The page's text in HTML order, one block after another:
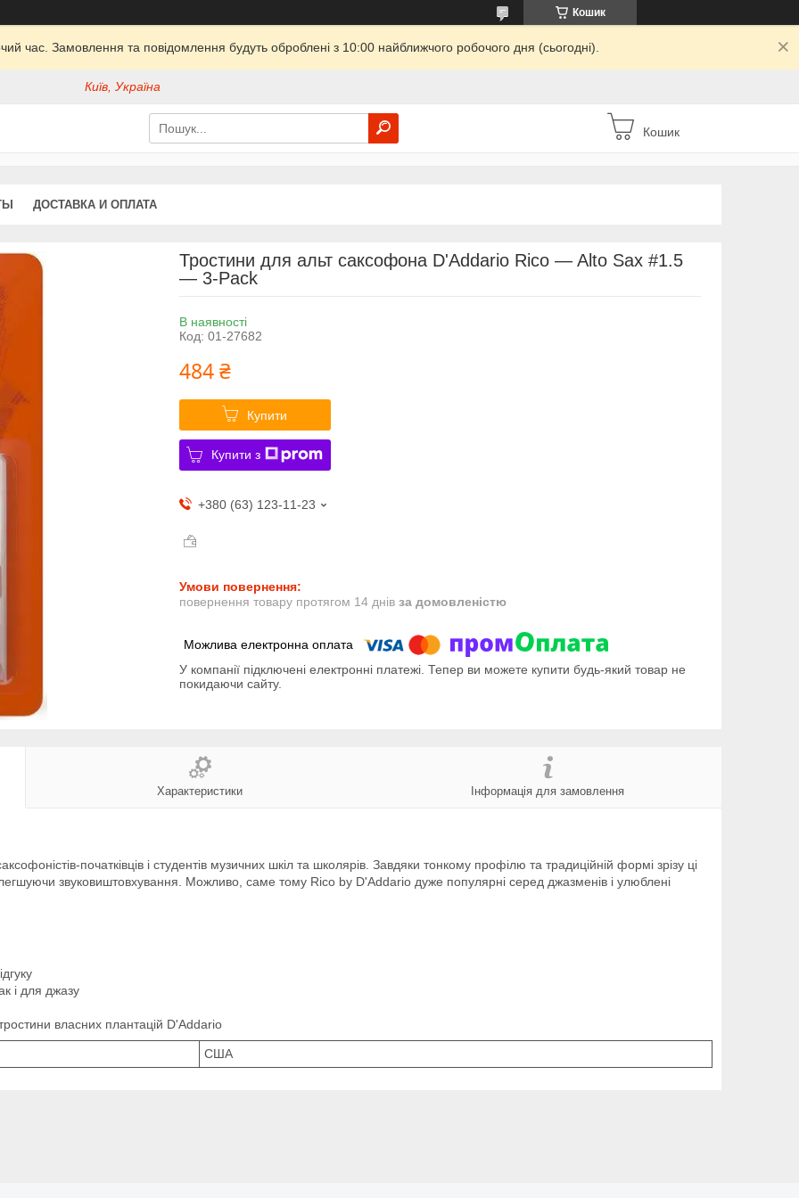
Кошик
час. Замовлення та повідомлення будуть оброблені з 10:00 найближчого робочого дня (сьогодні).
Київ, Україна
Кошик
ДОСТАВКА И ОПЛАТА
Тростини для альт саксофона D'Addario Rico — Alto Sax #1.5
— 3-Pack
В наявності
Код: 01-27682
484 ₴
Купити
Купити з
+380 (63) 123-11-23
повернення товару протягом 14 днів за домовленістю
У компанії підключені електронні платежі. Тепер ви можете купити будь-який товар не
покидаючи сайту.
Характеристики Інформація для замовлення
початківців і студентів музичних шкіл та школярів. Завдяки тонкому профілю та традиційній формі зрізу ці
звуковиштовхування. Можливо, саме тому Rico by D'Addario дуже популярні серед джазменів і улюблені
і для джазу
власних плантацій D'Addario
США